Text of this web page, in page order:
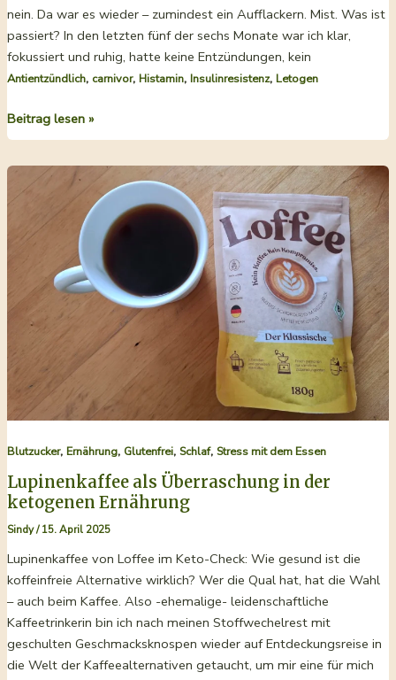
nein. Da war es wieder – zumindest ein Aufflackern. Mist. Was ist
passiert? In den letzten fünf der sechs Monate war ich klar,
fokussiert und ruhig, hatte keine Entzündungen, kein
Antientzündlich, carnivor, Histamin, Insulinresistenz, Letogen
Carnivore-
Diät:
eine
5
Triggern
belegt
Beitrag lesen »
Blutzucker, Ernährung, Glutenfrei, Schlaf, Stress mit dem Essen
Lupinenkaffee als Überraschung in der
ketogenen Ernährung
Sindy/15. April 2025
Lupinenkaffee von Loffee im Keto-Check: Wie gesund ist die
koffeinfreie Alternative wirklich? Wer die Qual hat, hat die Wahl
– auch beim Kaffee. Also -ehemalige- leidenschaftliche
Kaffeetrinkerin bin ich nach meinen Stoffwechelrest mit
geschulten Geschmacksknospen wieder auf Entdeckungsreise in
die Welt der Kaffeealternativen getaucht, um mir eine für mich